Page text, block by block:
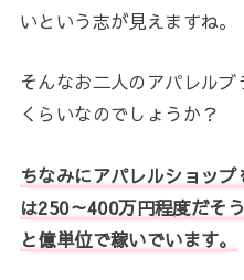
いという志が見えますね。
そんなお二人のアパレル
くらいなのでしょうか？
ちなみにアパレルショッ
は250～400万円程度だそ
と億単位で稼いでいます。